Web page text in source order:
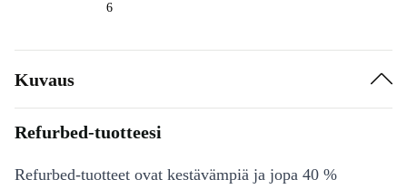
6
Kuvaus
Refurbed-tuotteesi
Refurbed-tuotteet ovat kestävämpiä ja jopa 40 %